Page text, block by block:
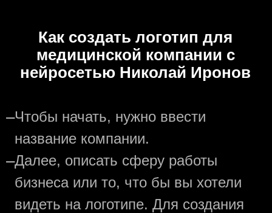
Как создать логотип для
медицинской компании с
нейросетью Николай Иронов
—Чтобы начать, нужно ввести
название компании.
—Далее, описать сферу работы
бизнеса или то, что бы вы хотели
видеть на логотипе. Для создания